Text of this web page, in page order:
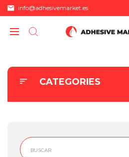
info@adhesivemarket.es
CATEGORIES